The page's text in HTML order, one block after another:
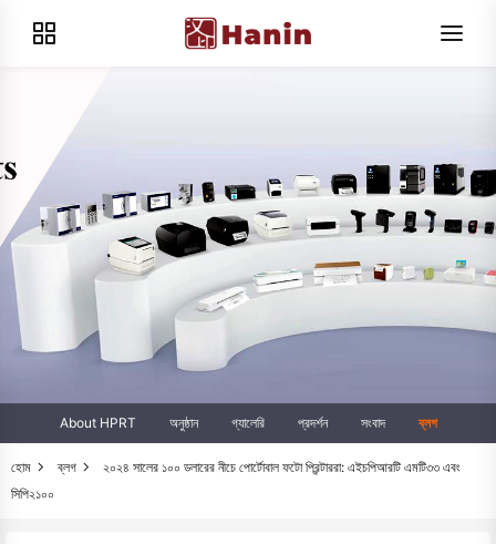
About HPRT অনুষ্ঠান গ্যালেরি প্রদর্শন সংবাদ ব্লগ
হোম ব্লগ
২০২৪ সালের ১০০ ডলারের নীচে পোর্টোবাল ফটো প্রিন্টাররা: এইচপিআরটি এমটি৩৩ এবং
সিপি২১০০